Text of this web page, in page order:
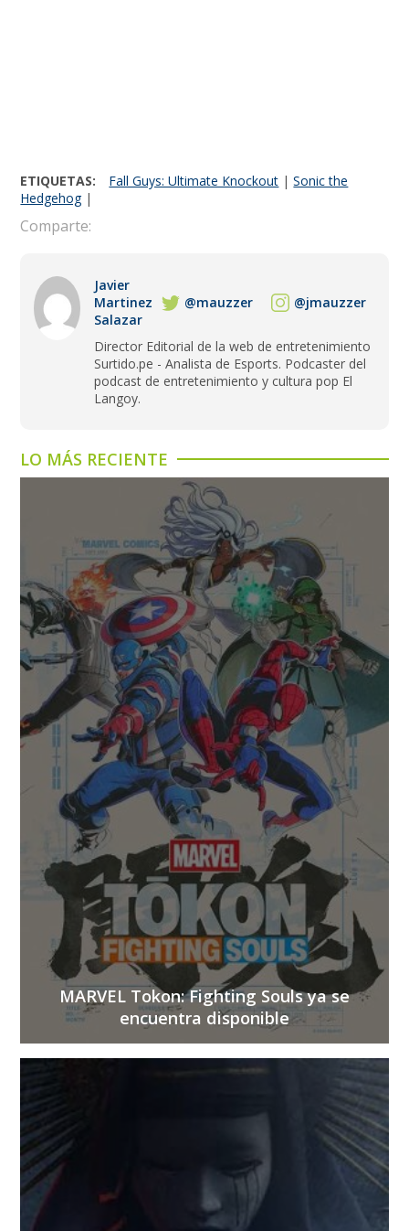
ETIQUETAS: Fall Guys: Ultimate Knockout |Sonic the
Hedgehog|
Comparte:
Javier
Martinez
Salazar
@mauzzer @jmauzzer
Director Editorial de la web de entretenimiento
Surtido.pe - Analista de Esports. Podcaster del
podcast de entretenimiento y cultura pop El
Langoy.
LO MÁS RECIENTE
MARVEL Tokon: Fighting Souls ya se
encuentra disponible